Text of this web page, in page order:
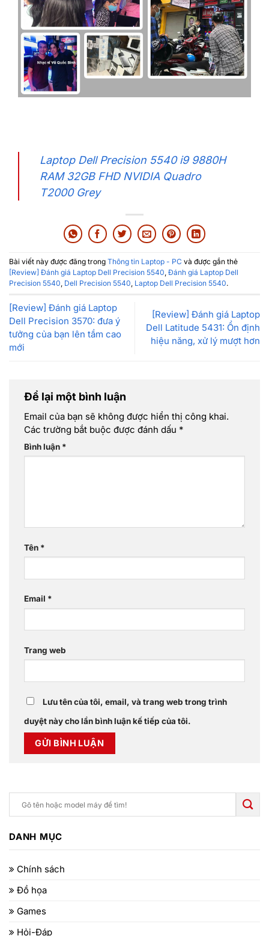
Laptop Dell Precision 5540 i9 9880H
RAM 32GB FHD NVIDIA Quadro
T2000 Grey
Bài viết này được đăng trong Thông tin Laptop - PC và được gắn thẻ
[Review] Đánh giá Laptop Dell Precision 5540, Đánh giá Laptop Dell
Precision 5540, Dell Precision 5540, Laptop Dell Precision 5540.
[Review] Đánh giá Laptop
Dell Precision 3570: đưa ý
tưởng của bạn lên tầm cao
mới
[Review] Đánh giá Laptop
Dell Latitude 5431: Ổn định
hiệu năng, xử lý mượt hơn
Để lại một bình luận
Email của bạn sẽ không được hiển thị công khai.
Các trường bắt buộc được đánh dấu *
Bình luận *
Tên *
Email *
Trang web
Lưu tên của tôi, email, và trang web trong trình
duyệt này cho lần bình luận kế tiếp của tôi.
DANH MỤC
Chính sách
Đồ họa
Games
Hỏi-Đáp